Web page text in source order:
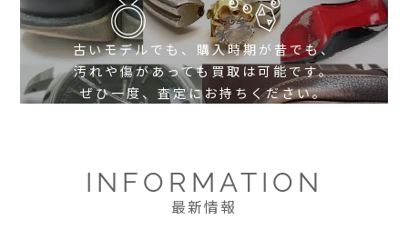
古いモデルでも、購入時期が昔でも、
汚れや傷があっても買取は可能です。
ぜひ一度、査定にお持ちください。
INFORMATION
最新情報